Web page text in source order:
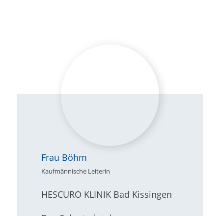
Frau Böhm
Kaufmännische Leiterin
HESCURO KLINIK Bad Kissingen